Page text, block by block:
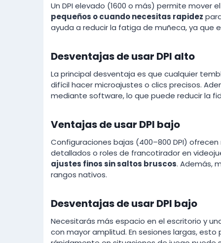
Un DPI elevado (1600 o más) permite mover
pequeños o cuando necesitas rapidez
ayuda a reducir la fatiga de muñeca, ya que
Desventajas de usar DPI alto
La principal desventaja es que cualquier
difícil hacer microajustes o clics precisos.
mediante software, lo que puede reducir la
Ventajas de usar DPI bajo
Configuraciones bajas (400–800 DPI)
detallados o roles de francotirador en
ajustes finos sin saltos bruscos. Además,
rangos nativos.
Desventajas de usar DPI bajo
Necesitarás más espacio en el escritorio y
con mayor amplitud. En sesiones largas,